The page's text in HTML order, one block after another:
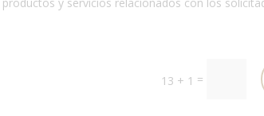
y servicios relacionados con los
13 + 1 =